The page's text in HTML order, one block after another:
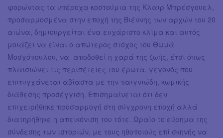
φορώντας τα υπέροχα κοστούμια της Κλαιρ Μπρέσγουελ,
προσαρμοσμένα στην εποχή της Βιέννης των αρχών του 20
αιώνα, δημιουργείται ένα ευχάριστο κλίμα και αυτός
μοιάζει να είναι ο απώτερος στόχος του Θωμά
Μοσχόπουλου, να αποδοθεί η χαρά της ζωής, έτσι όπως
πλαισιώνει τις περιπέτειες του έρωτα, γεγονός που
επιτυγχάνεται αβίαστα με την παιγνιώδη, κωμικής
διάθεσης προσέγγιση. Επισημαίνεται ότι δεν
επιχειρήθηκε προσαρμογή στη σύγχρονη εποχή αλλά
διατηρήθηκε η απεικόνιση του τότε. Ωραίο το εύρημα της
σύνδεσης των ιστοριών, με τους ηθοποιούς επί σκηνής να